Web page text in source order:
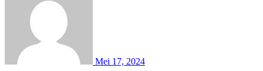
Mei 17, 2024